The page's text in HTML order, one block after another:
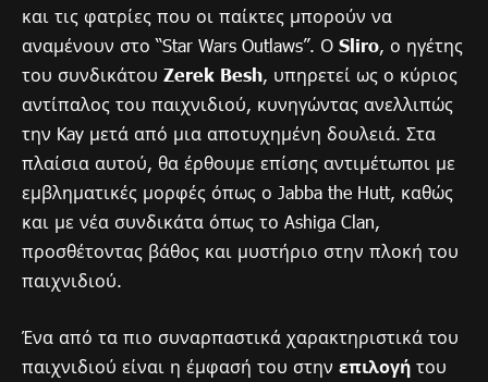
και τις φατρίες που οι παίκτες μπορούν να
αναμένουν στο “Star Wars Outlaws”. Ο Sliro, ο ηγέτης
του συνδικάτου Zerek Besh, υπηρετεί ως ο κύριος
αντίπαλος του παιχνιδιού, κυνηγώντας ανελλιπώς
την Kay μετά από μια αποτυχημένη δουλειά. Στα
πλαίσια αυτού, θα έρθουμε επίσης αντιμέτωποι με
εμβληματικές μορφές όπως ο Jabba the Hutt, καθώς
και με νέα συνδικάτα όπως το Ashiga Clan,
προσθέτοντας βάθος και μυστήριο στην πλοκή του
παιχνιδιού.
Ένα από τα πιο συναρπαστικά χαρακτηριστικά του
παιχνιδιού είναι η έμφασή του στην επιλογή του